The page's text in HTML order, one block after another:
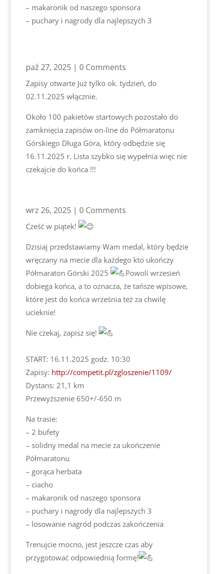
– makaronik od naszego sponsora
– puchary i nagrody dla najlepszych 3
paź 27, 2025| 0 Comments
Zapisy otwarte Już tylko ok. tydzień, do
02.11.2025 włącznie.
Około 100 pakietów startowych pozostało do
zamknięcia zapisów on-line do Półmaratonu
Górskiego Długa Góra, który odbędzie się
16.11.2025 r. Lista szybko się wypełnia więc nie
czekajcie do końca !!!
wrz 26, 2025| 0 Comments
Cześć w piątek!
Dzisiaj przedstawiamy Wam medal, który będzie
wręczany na mecie dla każdego kto ukończy
Półmaraton Górski 2025
Powoli wrzesień
dobiega końca, a to oznacza, że tańsze wpisowe,
które jest do końca września też za chwilę
ucieknie!
Nie czekaj, zapisz się!
START: 16.11.2025 godz. 10:30
Zapisy: http://competit.pl/zgloszenie/1109/
Dystans: 21,1 km
Przewyższenie 650+/-650 m
Na trasie:
– 2 bufety
– solidny medal na mecie za ukończenie
Półmaratonu
– gorąca herbata
– ciacho
– makaronik od naszego sponsora
– puchary i nagrody dla najlepszych 3
– losowanie nagród podczas zakończenia
Trenujcie mocno, jest jeszcze czas aby
przygotować odpowiednią formę!